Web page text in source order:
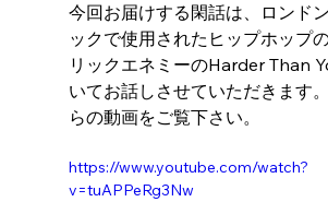
今回お届けする閑話は、ロンド
ックで使用されたヒップホップ
リックエネミーのHarder Than
いてお話しさせていただきます
らの動画をご覧下さい。
https://www.youtube.com/watch?
v=tuAPPeRg3Nw